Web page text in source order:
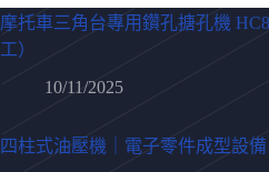
摩托車三角台專用鑽孔搪孔機
工）
10/11/2025
四柱式油壓機｜電子零件成型設備